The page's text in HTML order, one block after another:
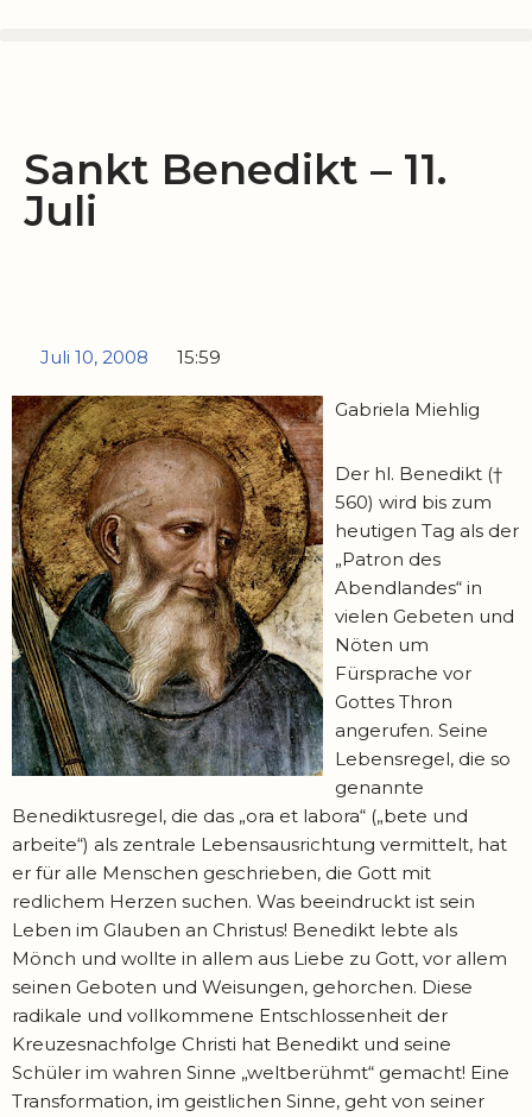
Sankt Benedikt – 11.
Juli
Juli 10, 2008 15:59
Gabriela Miehlig
Der hl. Benedikt (†
560) wird bis zum
heutigen Tag als der
„Patron des
Abendlandes“ in
vielen Gebeten und
Nöten um
Fürsprache vor
Gottes Thron
angerufen. Seine
Lebensregel, die so
genannte
Benediktusregel, die das „ora et labora“ („bete und
arbeite“) als zentrale Lebensausrichtung vermittelt, hat
er für alle Menschen geschrieben, die Gott mit
redlichem Herzen suchen. Was beeindruckt ist sein
Leben im Glauben an Christus! Benedikt lebte als
Mönch und wollte in allem aus Liebe zu Gott, vor allem
seinen Geboten und Weisungen, gehorchen. Diese
radikale und vollkommene Entschlossenheit der
Kreuzesnachfolge Christi hat Benedikt und seine
Schüler im wahren Sinne „weltberühmt“ gemacht! Eine
Transformation, im geistlichen Sinne, geht von seiner